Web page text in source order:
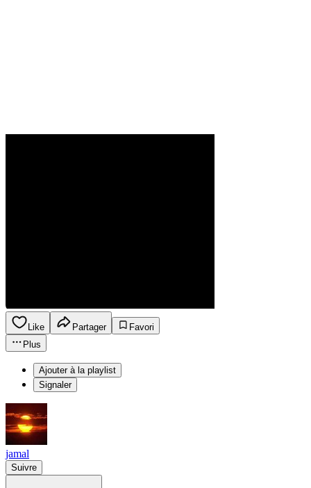
Like Partager
Favori
Plus
Ajouter à la playlist
Signaler
jamal
Suivre